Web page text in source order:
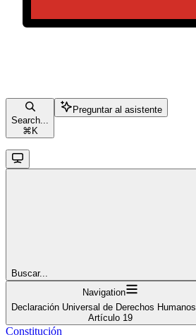
Search...
⌘ K
Preguntar al asistente
Buscar...
Navigation
Declaración Universal de Derechos Humanos
Artículo 19
Constitución